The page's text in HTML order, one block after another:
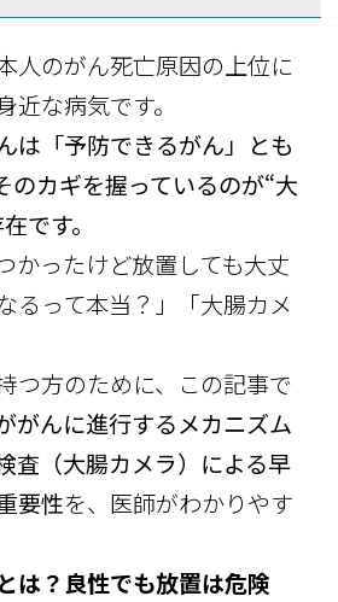
人のがん死亡原因の上位に
近な病気です。
は「予防できるがん」とも
のカギを握っているのが“大
です。
かったけど放置しても大丈
るって本当？」「大腸カメ
つ方のために、この記事で
がんに進行するメカニズム
査（大腸カメラ）による早
要性を、医師がわかりやす
は？良性でも放置は危険